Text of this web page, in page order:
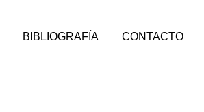
BIBLIOGRAFÍA CONTACTO